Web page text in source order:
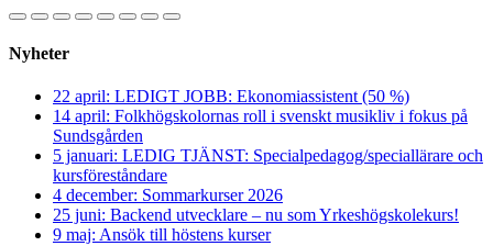
Nyheter
22 april: LEDIGT JOBB: Ekonomiassistent (50 %)
14 april: Folkhögskolornas roll i svenskt musikliv i fokus på
Sundsgården
5 januari: LEDIG TJÄNST: Specialpedagog/speciallärare och
kursföreståndare
4 december: Sommarkurser 2026
25 juni: Backend utvecklare – nu som Yrkeshögskolekurs!
9 maj: Ansök till höstens kurser